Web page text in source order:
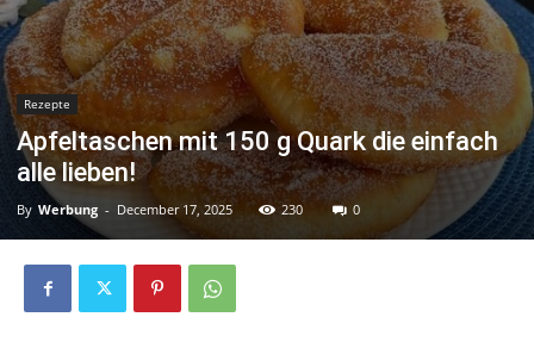
Rezepte
Apfeltaschen mit 150 g Quark die einfach
alle lieben!
By Werbung - December 17, 2025 230 0